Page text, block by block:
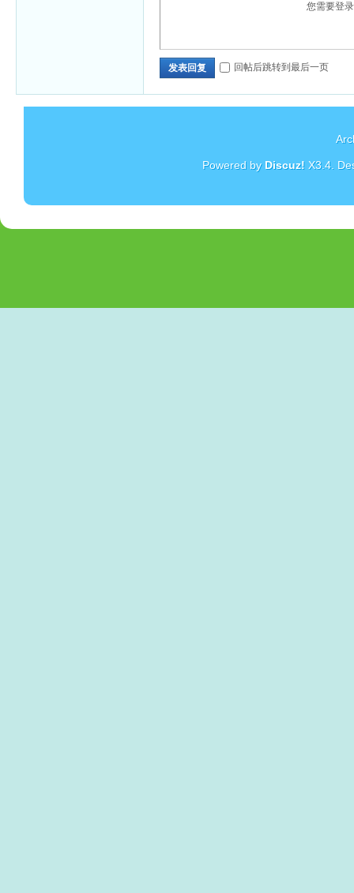
您需要登
发表回复 回帖后跳转到最后一页
Powered by Discuz! X3.4.